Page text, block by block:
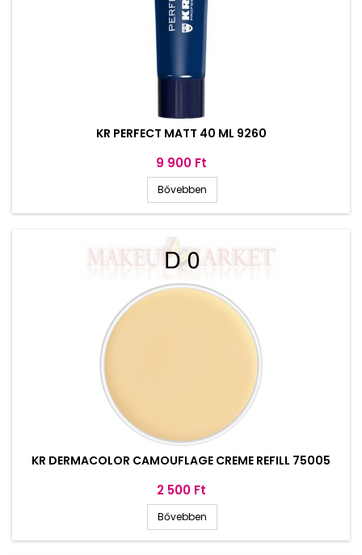
KR PERFECT MATT 40 ML 9260
Ár
9 900 Ft
Bővebben
KR DERMACOLOR CAMOUFLAGE CREME REFILL 75005
Ár
2 500 Ft
Bővebben